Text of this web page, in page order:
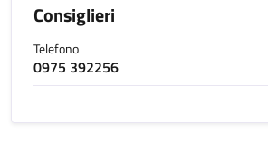
Consiglieri
Telefono
0975 392256